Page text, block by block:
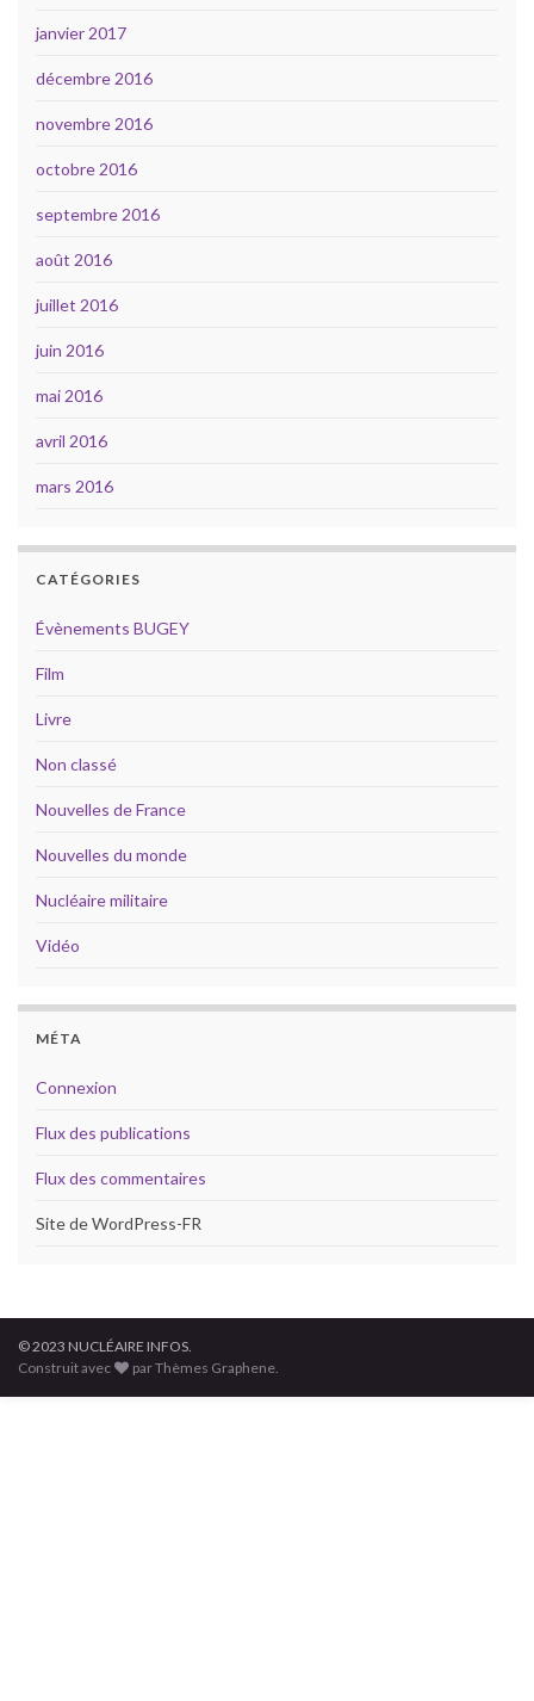
janvier 2017
décembre 2016
novembre 2016
octobre 2016
septembre 2016
août 2016
juillet 2016
juin 2016
mai 2016
avril 2016
mars 2016
CATÉGORIES
Évènements BUGEY
Film
Livre
Non classé
Nouvelles de France
Nouvelles du monde
Nucléaire militaire
Vidéo
MÉTA
Connexion
Flux des publications
Flux des commentaires
Site de WordPress-FR
© 2023 NUCLÉAIRE INFOS.
Construit avec
par Thèmes Graphene.